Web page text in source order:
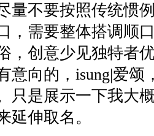
不要按照传统惯例
，需要整体搭调顺
，创意少见独特者
向的，isung|爱颂
只是展示一下我大
延伸取名。